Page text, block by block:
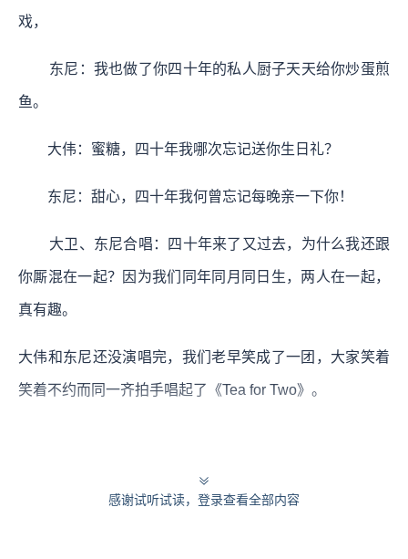
戏，
东尼：我也做了你四十年的私人厨子天天给你炒蛋煎
鱼。
大伟：蜜糖，四十年我哪次忘记送你生日礼？
东尼：甜心，四十年我何曾忘记每晚亲一下你！
大卫、东尼合唱：四十年来了又过去，为什么我还跟
你厮混在一起？因为我们同年同月同日生，两人在一起，
真有趣。
大伟和东尼还没演唱完，我们老早笑成了一团，大家笑着
笑着不约而同一齐拍手唱起了《Tea for Two》。
感谢试听试读，登录查看全部内容